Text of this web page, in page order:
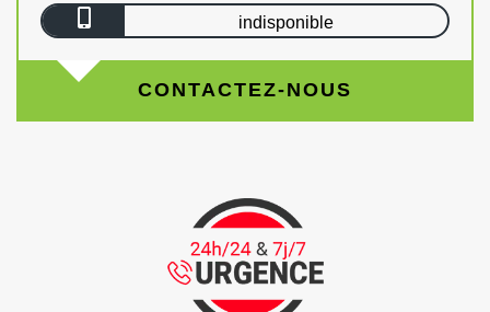
indisponible
CONTACTEZ-NOUS